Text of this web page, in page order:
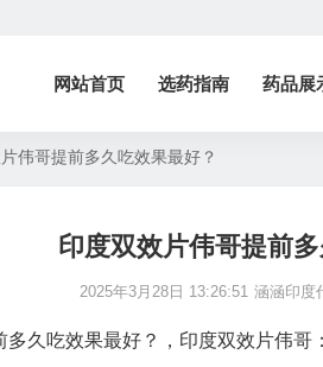
网站首页 选药指南 药品展
伟哥提前多久吃效果最好？
印度双效片伟哥提前
2025年3月28日 13:26:51 涵涵印度
多久吃效果最好？，印度双效片伟哥